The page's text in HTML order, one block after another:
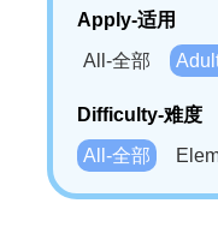
Apply-适用
All-全部
Difficulty-难度
All-全部